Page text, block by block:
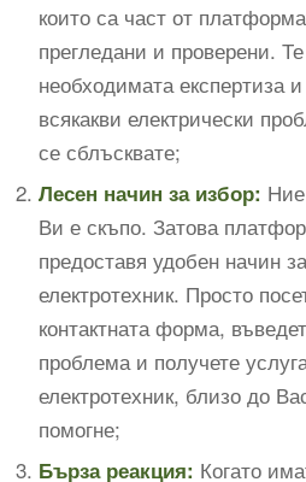
които са част от
прегледани и проверени.
необходимата експертиза
всякакви електрически
се сблъсквате;
Лесен начин за избор:
Ви е скъпо. Затова
предоставя удобен начин
електротехник. Просто
контактната форма,
проблема и получете
електротехник, близо до
помогне;
Бърза реакция: Когато